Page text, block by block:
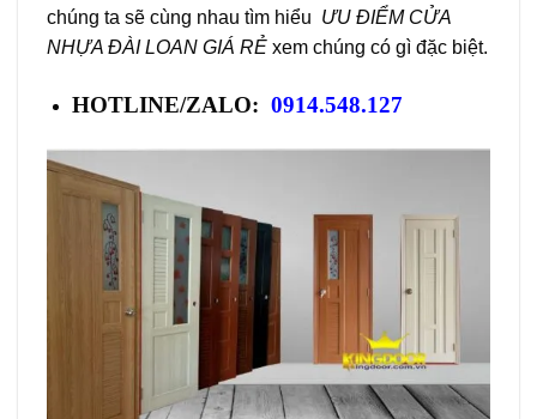
chúng ta sẽ cùng nhau tìm hiểu ƯU ĐIỂM CỬA
NHỰA ĐÀI LOAN GIÁ RẺ xem chúng có gì đặc biệt.
HOTLINE/ZALO: 0914.548.127